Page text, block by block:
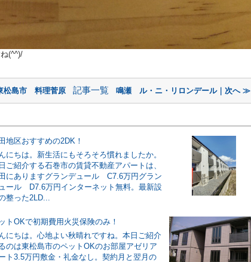
(^^)/
松島市 料理菅原 記事一覧 鳴瀬 ル・ニ・リロンデール｜次へ ≫
地区おすすめの2DK！
にちは。新生活にもそろそろ慣れましたか。
ご紹介する石巻市の賃貸不動産アパートは、
にありますグランデュール C7.6万円グラン
ール D7.6万円インターネット無料。最新設
整った2LD...
トOKで初期費用火災保険のみ！
にちは。心地よい秋晴れですね。本日ご紹介
のは東松島市のペットOKのお部屋アゼリア
ト3.5万円敷金・礼金なし。契約月と翌月の